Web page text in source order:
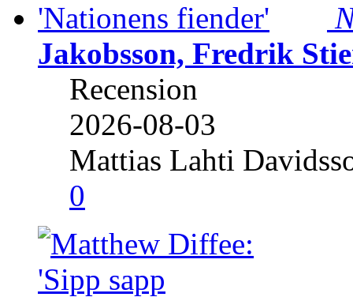
Jakobsson, Fredrik
Recension
2026-08-03
Mattias Lahti
0